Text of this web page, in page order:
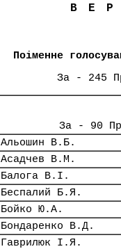
Поіменне
За - 245
За - 90
Альошин В.Б.
Асадчев В.М.
Балога В.І.
Беспалий Б.Я.
Бойко Ю.А.
Бондаренко В.Д.
Гаврилюк І.Я.